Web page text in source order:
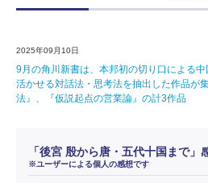
2025年09月10日
9月の角川新書は、本邦初の切り口による
活かせる対話法・思考法を抽出した作品
法』、『仮説起点の営業論』の計3作品
「後宮 殷から唐・五代十国まで」
※ユーザーによる個人の感想です